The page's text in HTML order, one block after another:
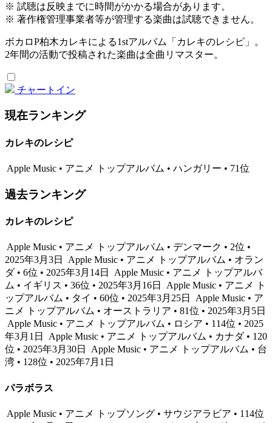
※ 試聴は反映までに時間がかかる場合があります。
※ 著作権管理事業者等が管理する楽曲は試聴できません。
ボカロP柏木カレキによる1stアルバム「カレキのレシピ」。
2年間の活動で投稿された楽曲は全曲リマスター。
チャートイン
現在ランキング
カレキのレシピ
Apple Music • アニメ トップアルバム • ハンガリー • 71位
過去ランキング
カレキのレシピ
Apple Music • アニメ トップアルバム • デンマーク • 2位 •
2025年3月3日
Apple Music • アニメ トップアルバム • オラン
ダ • 6位 • 2025年3月14日
Apple Music • アニメ トップアルバ
ム • イギリス • 36位 • 2025年3月16日
Apple Music • アニメ ト
ップアルバム • タイ • 60位 • 2025年3月25日
Apple Music • ア
ニメ トップアルバム • オーストラリア • 81位 • 2025年3月5日
Apple Music • アニメ トップアルバム • ロシア • 114位 • 2025
年3月1日
Apple Music • アニメ トップアルバム • カナダ • 120
位 • 2025年3月30日
Apple Music • アニメ トップアルバム • 台
湾 • 128位 • 2025年7月1日
パラボラス
Apple Music • アニメ トップソング • サウジアラビア • 114位